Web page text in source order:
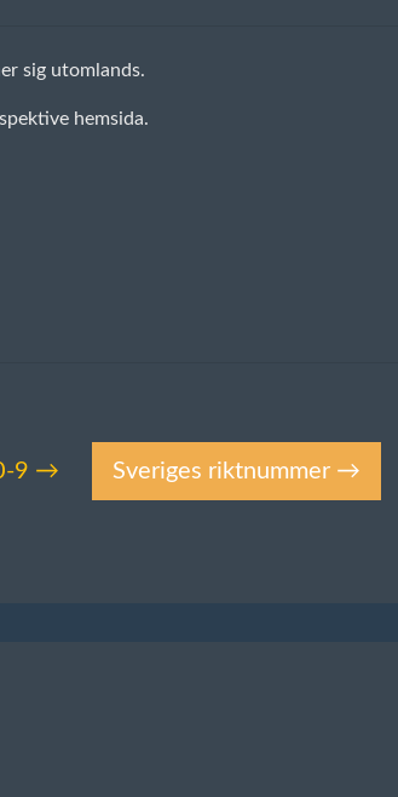
sig utomlands.
hemsida.
9 → Sveriges riktnummer →